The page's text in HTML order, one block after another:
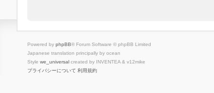
Powered by phpBB® Forum Software © phpBB Limited
Japanese translation principally by ocean
Style we_universalcreated by INVENTEA & v12mike
プライバシーについて 利用規約